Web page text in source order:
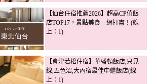
【仙台住宿推薦2026】超高CP值飯
店TOP17，景點美食一網打盡！(線
上：1)
【會津若松住宿】華盛頓飯店,只見
線,五色沼,大內宿最佳中繼飯店(線
上：1)